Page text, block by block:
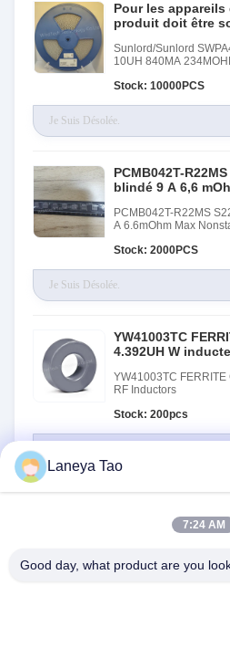
Pour les
produit doit être
Sunlord/Sunlord SWPA4018S100MT FIXED IND
10UH 840MA
Stock: 10000PCS
PCMB042T-
blindé 9 A 6,6
PCMB042T-R22MS
A 6.6mOhm Max
Stock: 2000PCS
YW41003TC
4.392UH W
YW41003TC
RF Inductors
Stock: 200pcs
Laneya Tao
7:24 AM
Good day, what product are you